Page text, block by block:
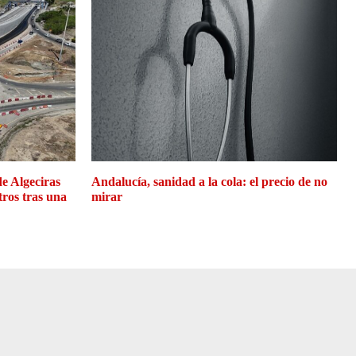
Algeciras
tras una
Andalucía, sanidad a la cola: el precio de no
mirar